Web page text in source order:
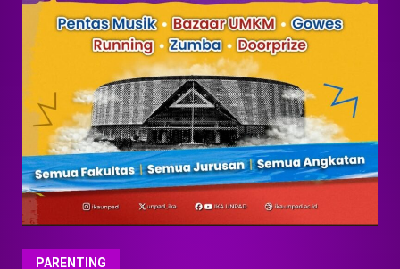
PARENTING